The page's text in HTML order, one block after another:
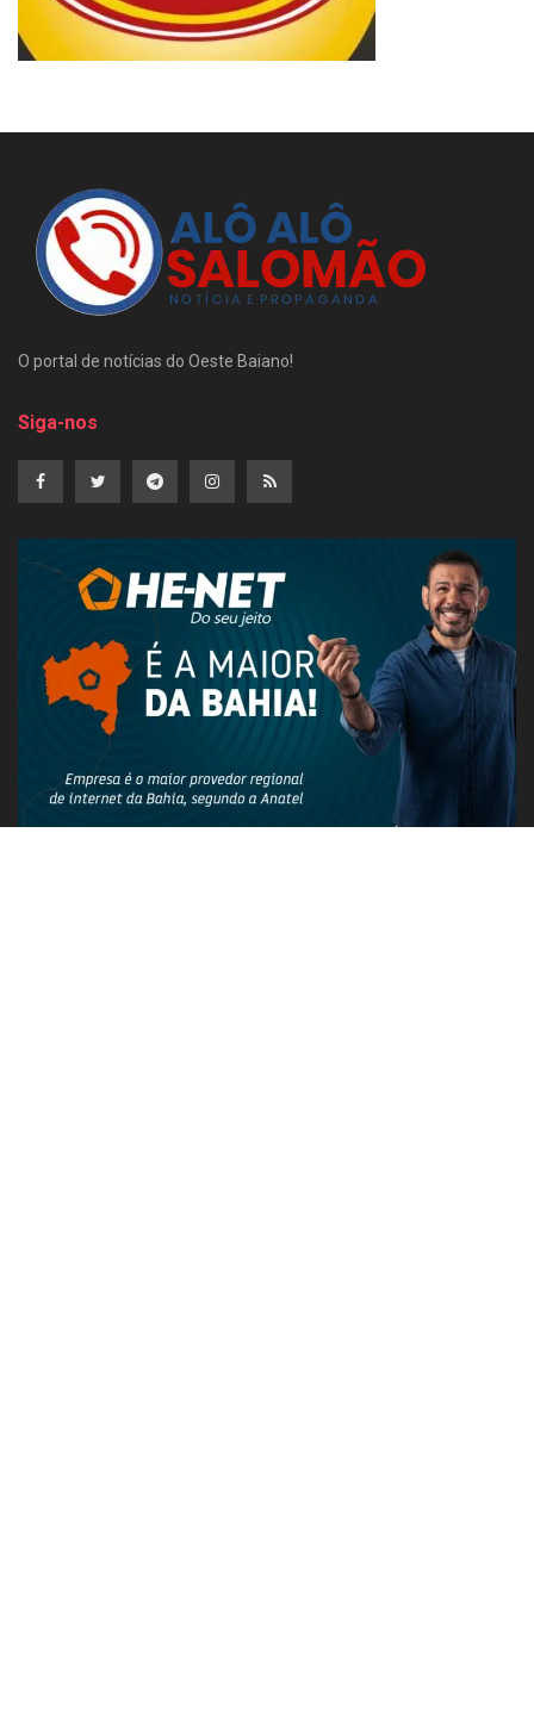
O portal de notícias do Oeste Baiano!
Siga-nos